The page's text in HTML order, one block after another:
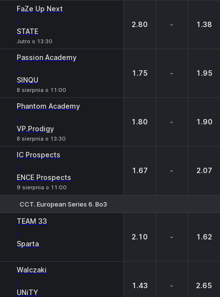
FaZe Up Next
-
STATE
Jutro o 13:30
2.80 - 1.38
Passion Academy
-
SINQU
8 sierpnia o 11:00
1.75 - 1.95
Phantom Academy
-
VP.Prodigy
8 sierpnia o 13:30
1.80 - 1.90
IC Prospects
-
ENCE Prospects
9 sierpnia o 11:00
1.67 - 2.07
CCT. European Series 6. Bo3
TEAM 33
-
Sparta
2.10 - 1.62
Walczaki
-
UNiTY
1.43 - 2.65